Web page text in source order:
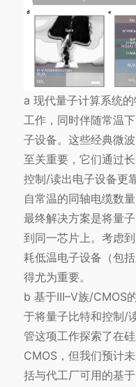
a 现代量子计算系统
工作，同时伴随常温
子设备。这些经典微
至关重要，它们通过
控制/读出电子设备更
自常温的同轴电缆数
最终解决方案是将量
到同一芯片上。考虑
耗低温电子设备（包
得尤为重要。
b 基于III–V族/CMOS
于将量子比特和控制/
管这项工作探索了在
CMOS，但我们预计
括与代工厂可用的基